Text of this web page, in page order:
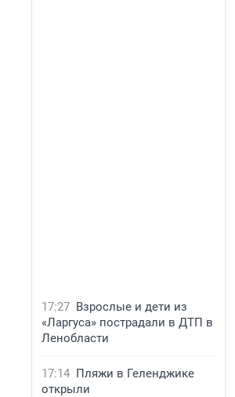
17:27 Взрослые и дети из
«Ларгуса» пострадали в ДТП в
Ленобласти
17:14 Пляжи в Геленджике
открыли